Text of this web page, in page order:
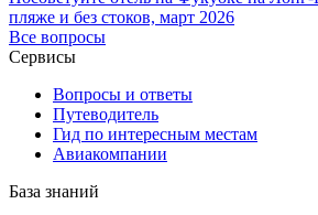
пляже и без стоков, март 2026
Все вопросы
Сервисы
Вопросы и ответы
Путеводитель
Гид по интересным местам
Авиакомпании
База знаний